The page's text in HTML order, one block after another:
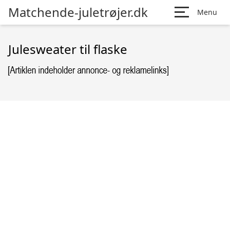
Matchende-juletrøjer.dk Menu
Julesweater til flaske